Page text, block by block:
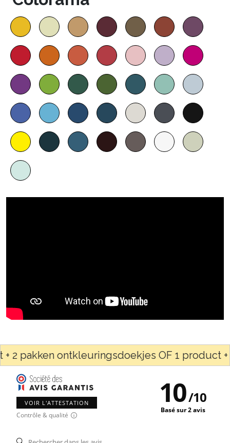
ontkleuringsdoekjes OF 1 product +
VOIR L'ATTESTATION
Contrôle & qualité
10/10
Basé sur 2 avis